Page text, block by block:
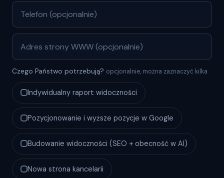
Czego Państwo potrzebują? opcjonalnie, można zaznaczyć kilka
Indywidualny raport widoczności
Pozycjonowanie i wyższe pozycje w Google
Budowanie widoczności (SEO + obecność w AI)
Nowa strona kancelarii